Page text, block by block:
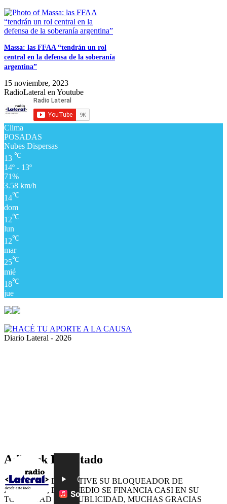
Massa: las FFAA “tendrán un rol
central en la defensa de la soberanía
argentina”
15 noviembre, 2023
RadioLateral en Youtube
Clima
POSADAS
Nubes Dispersas
13 ℃
14º - 13º
71%
3.58 km/h
14℃
dom
12℃
lun
12℃
mar
25℃
mié
18℃
jue
Diario Lateral - 2026
Adblock Detectado
POR FAVOR DESACTIVE SU BLOQUEADOR DE
ANUNCIOS, ESTE MEDIO SE FINANCIA CASI EN SU
TOTALIDAD CON PUBLICIDAD, MUCHAS GRACIAS